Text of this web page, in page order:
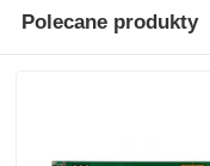
Polecane produkty